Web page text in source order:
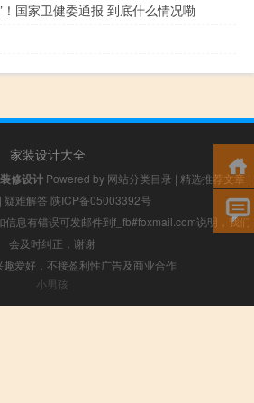
国家卫健委通报 到底什么情况嘞
家装设计大全
修设计Powered by 网站分类目录 | 精选推荐文章|
| 疑难解答 陕ICP备05003392号
信息有错误可发邮件到f_fb#foxmail.com说明，我们
会及时纠正，谢谢
爱好，不接盈利性广告及商业合作
小男孩